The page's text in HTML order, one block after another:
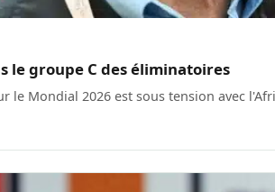
le groupe C des éliminatoires
le Mondial 2026 est sous tension avec